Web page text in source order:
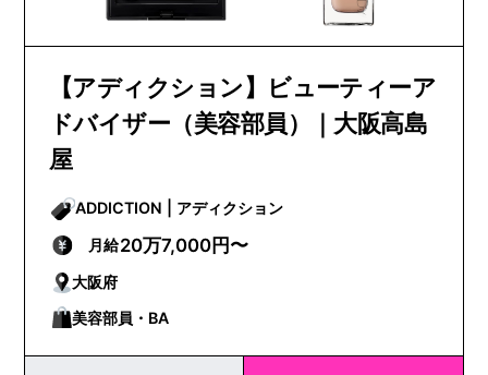
【アディクション】ビューティーア
ドバイザー（美容部員）｜大阪高島
屋
ADDICTION | アディクション
月給20万7,000円〜
大阪府
美容部員・BA